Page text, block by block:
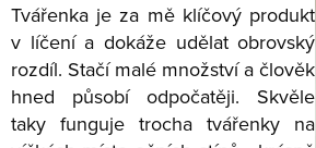
Tvářenka je za mě klíčový produkt
v líčení a dokáže udělat obrovský
rozdíl. Stačí malé množství a člověk
hned působí odpočatěji. Skvěle
taky funguje trocha tvářenky na